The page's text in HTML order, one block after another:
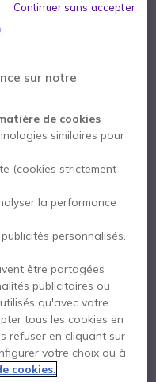
avec sa base
de la gamme
des nuisances
environnements de
sur la
êtes plus concentré
Microsoft Skype
tous les
sur notre
de cookies
similaires pour
(cookies strictement
la performance
personnalisés.
être partagées
publicitaires ou
qu'avec votre
tous les cookies en
refuser en cliquant sur
votre choix ou à
cookies.
Continuer sans accepter